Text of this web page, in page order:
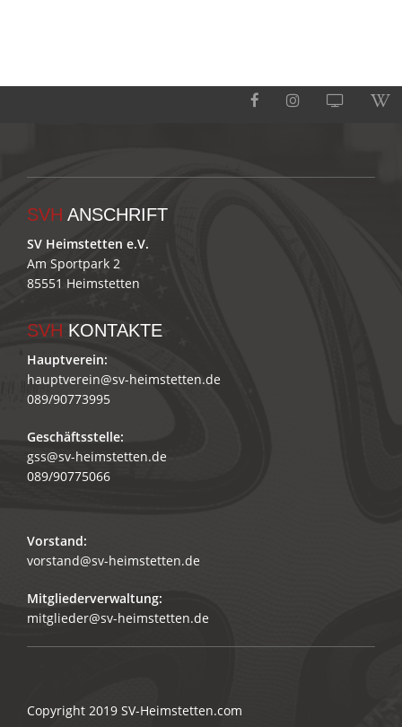
SVH ANSCHRIFT
SV Heimstetten e.V.
Am Sportpark 2
85551 Heimstetten
SVH KONTAKTE
Hauptverein:
hauptverein@sv-heimstetten.de
089/90773995
Geschäftsstelle:
gss@sv-heimstetten.de
089/90775066
Vorstand:
vorstand@sv-heimstetten.de
Mitgliederverwaltung:
mitglieder@sv-heimstetten.de
Copyright 2019 SV-Heimstetten.com